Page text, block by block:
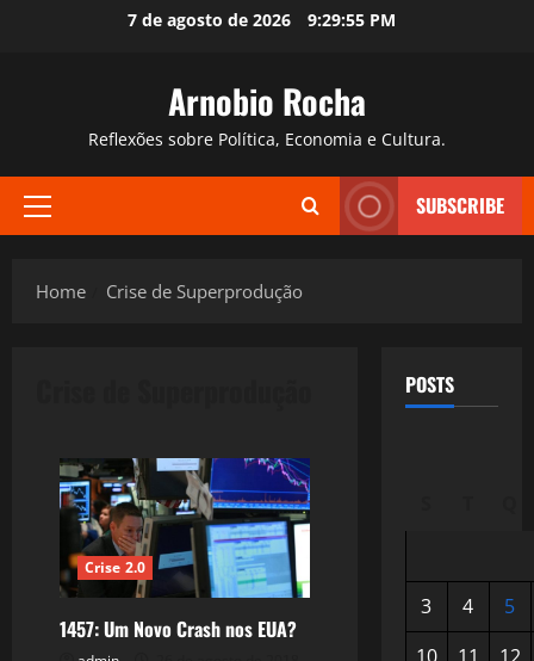
7 de agosto de 2026 9:29:56 PM
Arnobio Rocha
Reflexões sobre Política, Economia e Cultura.
Primary
SUBSCRIBE
Home Crise de Superprodução
Crise 2.0
1457: Um Novo Crash nos EUA?
POSTS
3 4
5